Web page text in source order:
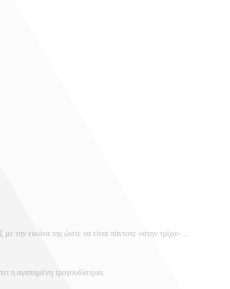
την εικόνα της ώστε να είναι πάντοτε «στην τρίχα»…
η αγαπημένη τραγουδίστρια.